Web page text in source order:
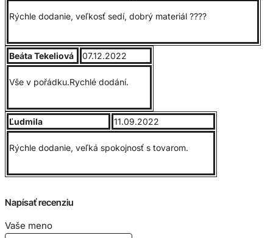
Rýchle dodanie, veľkosť sedí, dobrý materiál ????
Beáta Tekeliová 07.12.2022
Vše v pořádku.Rychlé dodání.
Ľudmila 11.09.2022
Rýchle dodanie, veľká spokojnosť s tovarom.
Napísať recenziu
Vaše meno